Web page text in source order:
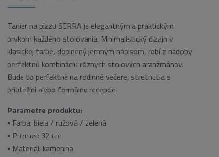
Tanier na pizzu SERRA je elegantným a praktickým
prvkom každého stolovania. Minimalistický dizajn v
klasickej farbe, doplnený jemným nápisom, robí z nádoby
perfektnú kombináciu rôznych stolových aranžmánov.
Bude to perfektné na rodinné večere, stretnutia s
priateľmi alebo formálne recepcie.
Parametre produktu:
▪ Farba: biela / ružová / zelená
▪ Priemer: 32 cm
▪ Materiál: kamenina